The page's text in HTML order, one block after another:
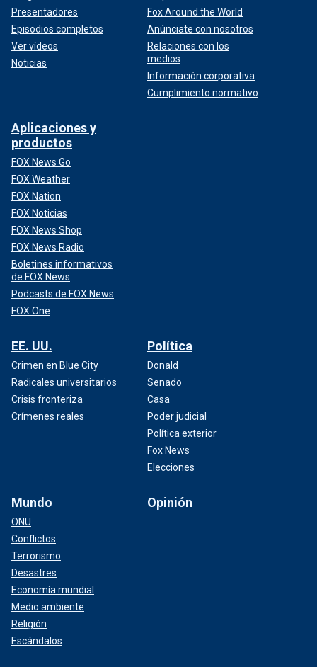
Presentadores
Episodios completos
Ver vídeos
Noticias
Fox Around the World
Anúnciate con nosotros
Relaciones con los
medios
Información corporativa
Cumplimiento normativo
Aplicaciones y
productos
FOX News Go
FOX Weather
FOX Nation
FOX Noticias
FOX News Shop
FOX News Radio
Boletines informativos
de FOX News
Podcasts de FOX News
FOX One
EE. UU.
Crimen en Blue City
Radicales universitarios
Crisis fronteriza
Crímenes reales
Política
Donald
Senado
Casa
Poder judicial
Política exterior
Fox News
Elecciones
Mundo
ONU
Conflictos
Terrorismo
Desastres
Economía mundial
Medio ambiente
Religión
Escándalos
Opinión